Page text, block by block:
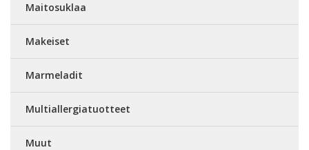
Maitosuklaa
Makeiset
Marmeladit
Multiallergiatuotteet
Muut